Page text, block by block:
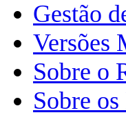
Gestão
Versões
Sobre o
Sobre os